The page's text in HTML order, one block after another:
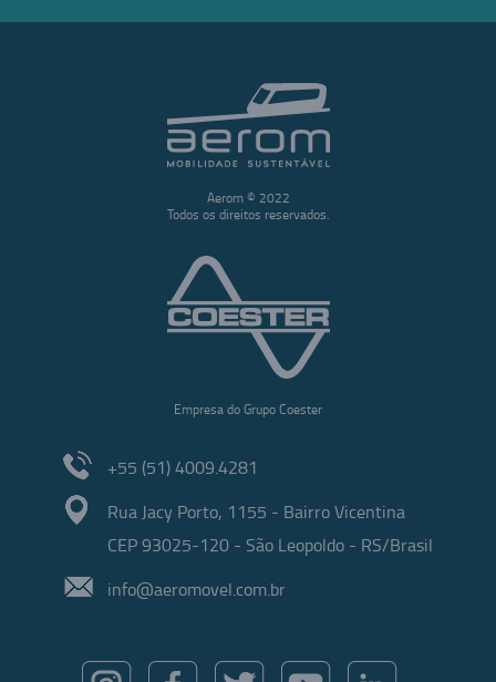
Aerom © 2022
Todos os direitos reservados.
Empresa do Grupo Coester
+55 (51) 4009.4281
Rua Jacy Porto, 1155 - Bairro Vicentina
CEP 93025-120 - São Leopoldo - RS/Brasil
info@aeromovel.com.br